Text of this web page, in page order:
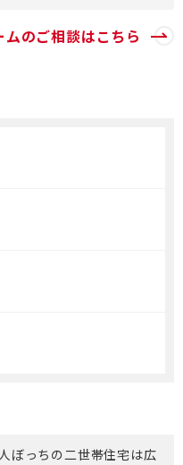
ムのご相談はこちら
ぼっちの二世帯住宅は広